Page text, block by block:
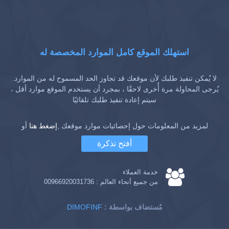
استهلك الموقع كامل الموارد المخصصة له
لا يُمكن تنفيذ طلبك لأن موقعك قد تجاوز الحد المسموح له من الموارد.
يُرجى المحاولة مرة أُخرى لاحقًا ، بمجرد أن يستخدم الموقع موارد أقل ،
سيتم إعادة تنفيذ طلبك تلقائيًا
لمزيد من المعلومات حول إحصائيات موارد موقعك ,إضغط هنا أو
أفتح تذكرة
خدمة العملاء
من جميع أنحاء العالم : 00966920031736
DIMOFINF : مُستضاف بواسطة